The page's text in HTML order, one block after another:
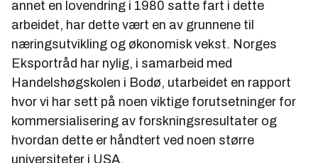
annet en lovendring i 1980 satte fart i dette
arbeidet, har dette vært en av grunnene til
næringsutvikling og økonomisk vekst. Norges
Eksportråd har nylig, i samarbeid med
Handelshøgskolen i Bodø, utarbeidet en rapport
hvor vi har sett på noen viktige forutsetninger for
kommersialisering av forskningsresultater og
hvordan dette er håndtert ved noen større
universiteter i USA.